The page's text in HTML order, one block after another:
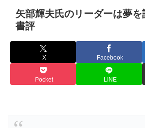
矢部輝夫氏のリーダーは夢
書評
X Facebook
Pocket LINE